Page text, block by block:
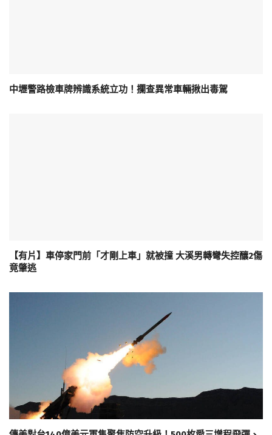
中壢警路檢車牌辨識系統立功！攔查異常車輛揪出毒駕
【有片】車停家門前「才剛上車」就被撞 大溪男轉彎失控釀2傷
竟肇逃